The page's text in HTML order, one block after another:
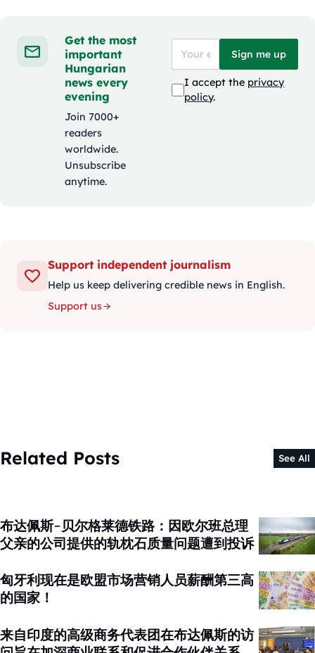
Get the most
important
Hungarian
news every
evening
Join 7000+
readers
worldwide.
Unsubscribe
anytime.
Sign me up
I accept the privacy
policy.
Support independent journalism
Help us keep delivering credible news in English.
Support us
Related Posts See All
布达佩斯-贝尔格莱德铁路：因欧尔班总理
父亲的公司提供的轨枕石质量问题遭到投诉
匈牙利现在是欧盟市场营销人员薪酬第三高
的国家！
来自印度的高级商务代表团在布达佩斯的访